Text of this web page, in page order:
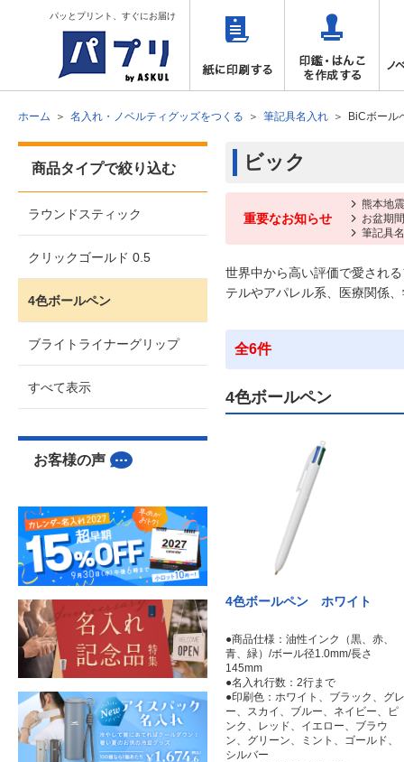
パッとプリント、すぐにお届け
ホーム 名入れ・ノベルティグッズをつくる 筆記具名入れ BiCボール
ビック
重要なお知らせ
熊本地
お盆期
筆記具
世界中から高い評価で愛され
テルやアパレル系、医療関係
全6件
4色ボールペン
4色ボールペン ホワイト
●商品仕様：油性インク（黒、赤、
青、緑）/ボール径1.0mm/長さ
145mm
●名入れ行数：2行まで
●印刷色：ホワイト、ブラック、グレ
ー、スカイ、ブルー、ネイビー、ピ
ンク、レッド、イエロー、ブラウ
ン、グリーン、ミント、ゴールド、
シルバー
商品タイプで絞り込む
ラウンドスティック
クリックゴールド 0.5
4色ボールペン
ブライトライナーグリップ
すべて表示
お客様の声